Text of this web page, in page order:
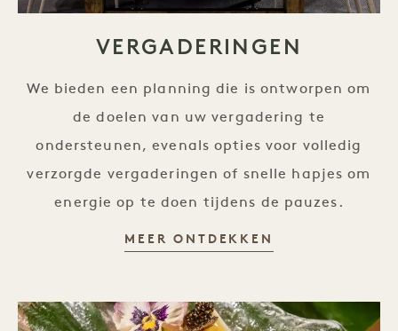
VERGADERINGEN
We bieden een planning die is ontworpen om
de doelen van uw vergadering te
ondersteunen, evenals opties voor volledig
verzorgde vergaderingen of snelle hapjes om
energie op te doen tijdens de pauzes.
MEER ONTDEKKEN